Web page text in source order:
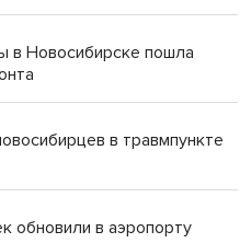
Новосибирске пошла
в травмпункте
обновили в аэропорту